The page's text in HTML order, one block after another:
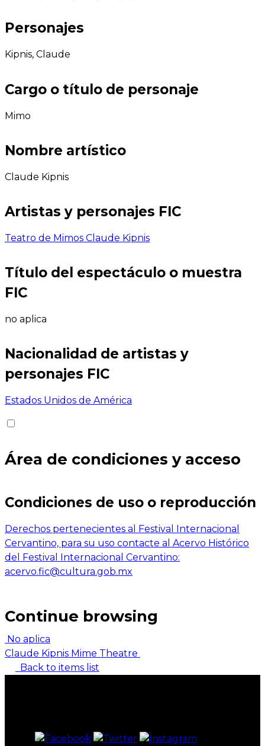
Personajes
Kipnis, Claude
Cargo o título de personaje
Mimo
Nombre artístico
Claude Kipnis
Artistas y personajes FIC
Teatro de Mimos Claude Kipnis
Título del espectáculo o muestra
FIC
no aplica
Nacionalidad de artistas y
personajes FIC
Estados Unidos de América
Área de condiciones y acceso
Condiciones de uso o reproducción
Derechos pertenecientes al Festival Internacional
Cervantino, para su uso contacte al Acervo Histórico
del Festival Internacional Cervantino:
acervo.fic@cultura.gob.mx
Continue browsing
No aplica
Claude Kipnis Mime Theatre
Back to items list